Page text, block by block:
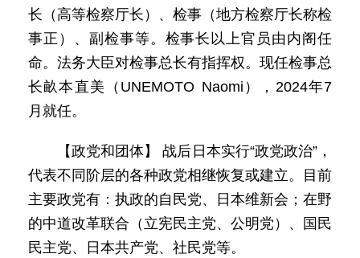
长（高等检察厅长）、检事（地方检察厅长称检
事正）、副检事等。检事长以上官员由内阁任
命。法务大臣对检事总长有指挥权。现任检事总
长畝本直美（UNEMOTO Naomi），2024年7
月就任。
【政党和团体】 战后日本实行“政党政治”，
代表不同阶层的各种政党相继恢复或建立。目前
主要政党有：执政的自民党、日本维新会；在野
的中道改革联合（立宪民主党、公明党）、国民
民主党、日本共产党、社民党等。